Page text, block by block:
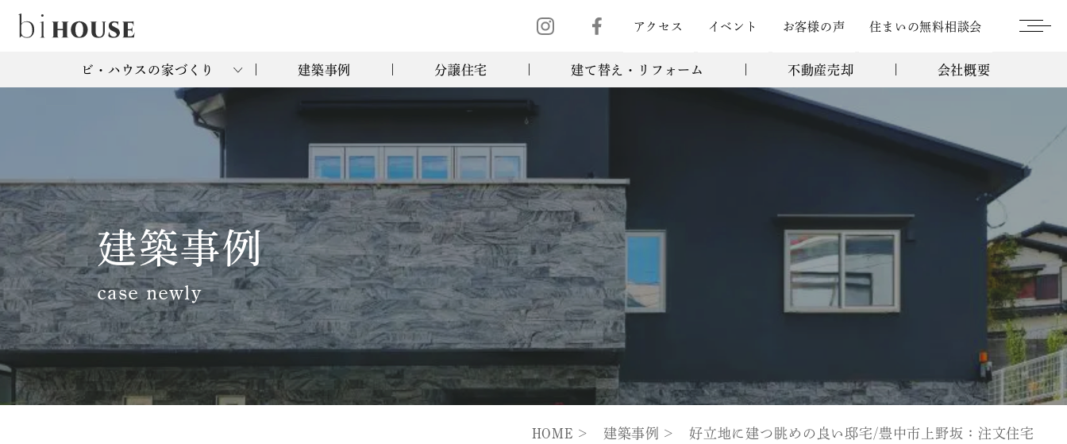
アクセス イベント お客様の声 住まいの無料相談会
ビ・ハウスの家づくり 建築事例 分譲住宅 建て替え・リフォーム 不動産売却 会社概要
建築事例
case newly
HOME 建築事例 好立地に建つ眺めの良い邸宅/豊中市上野坂：注文住宅